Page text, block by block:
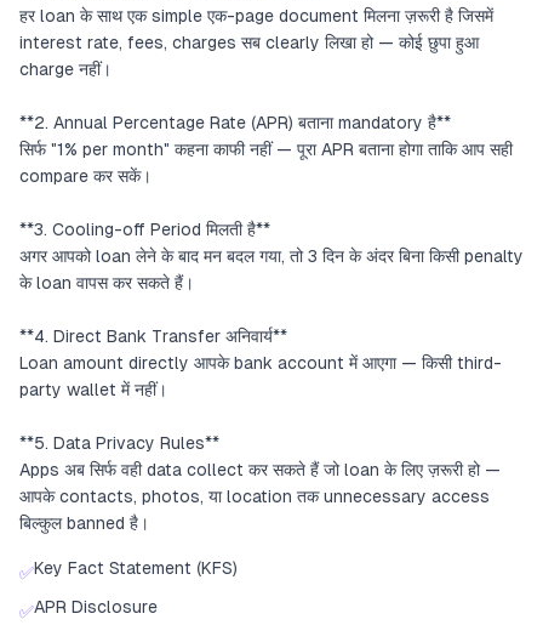
हर loan के साथ एक simple एक-page document मिलना ज़रूरी है जिसमें
interest rate, fees, charges सब clearly लिखा हो — कोई छुपा हुआ
charge नहीं।
**2. Annual Percentage Rate (APR) बताना mandatory है**
सिर्फ "1% per month" कहना काफी नहीं — पूरा APR बताना होगा ताकि आप सही
compare कर सकें।
**3. Cooling-off Period मिलती है**
अगर आपको loan लेने के बाद मन बदल गया, तो 3 दिन के अंदर बिना किसी penalty
के loan वापस कर सकते हैं।
**4. Direct Bank Transfer अनिवार्य**
Loan amount directly आपके bank account में आएगा — किसी third-
party wallet में नहीं।
**5. Data Privacy Rules**
Apps अब सिर्फ वही data collect कर सकते हैं जो loan के लिए ज़रूरी हो —
आपके contacts, photos, या location तक unnecessary access
बिल्कुल banned है।
✅Key Fact Statement (KFS)
✅APR Disclosure